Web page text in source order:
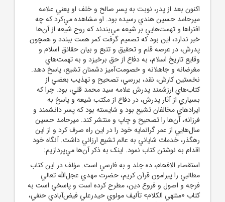
اکنون بعد از پدر، نوبت به پسر صالح و خلف او يعني علامه
ميرحامد حسين هندي رسيده بود. او مشاهده مي‌کرد که چه
افتراها و تهمت‌هايي بر شيعه مي‌بندند که روح شيعه از آن‌ها
خبر ندارد، اين بود که تصميم گرفت کمر همت ببندد و همچون
پدرش، در عرصه قلم و تحقيق و تتبع و بيان حقائق اسلام و
وقايع تاريخ اسلام، به دفاع از حق برخيزد و به تهمت‌هاي
مغرضانه و جاهلانه و خصومت‌آميز دشمنان تشيع، پاسخ دهد.
نخستين کارش، نقد، بررسي، تصحيح و تهذيب بعضي از
کتاب‌هاي ارزشمند پدرش علامه سيد محمد قلي، بود. چرا که
بسياري از آثار پدرش، در دفاع از مکتب شيعه و پاسخ به
ايرادهاي مخالفان تشيع بود و شايسته بود که پسر دانشمند و
فرزانه، آن‌ها را تصحيح و چاپ و منتشر کند. ميرحامد حسين
سال‌هايي از عمر گرانمايه خود را در اين راه صرف کرد و از اين
رهگذر، خدمات شاياني به عالم تشيع ارزاني داشت. آنگاه خود
اقدام به نوشتن کتاب نمود. اينک به ذکر آن‌ها مي‌پردازيم:
استقصاء الافحام، ده جلد و به فارسي است. مؤلف در اين کتاب
مطالبي را پيرامون قرآن کريم، حضرت مهدي عجل‌الله تعالي
فرجه و اصول و فروع دين، مطرح کرده است و پاسخي است به
کتاب «منتهي الکلام» تأليف مولوي حيدرعلي فيض‌آبادي حنفي،